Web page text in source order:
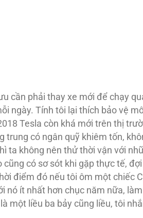
cần phải thay xe mới để chạy
ngày. Tính tôi lại thích bảo vệ
Tesla còn khá mới trên thị
trung có ngân quỹ khiêm tốn,
ta không nên thử thời vận với
có sơ sót khi gặp thực tế,
điểm đó nếu tôi ôm một chiếc
nó ít nhất hơn chục năm nữa,
một liều ba bảy cũng liều, tôi